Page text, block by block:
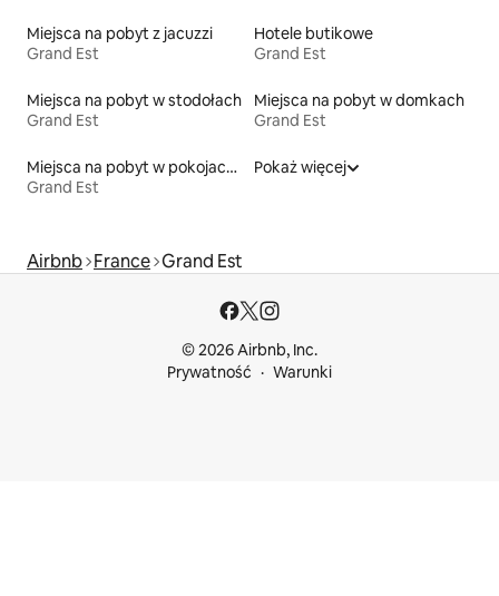
Miejsca na pobyt z jacuzzi
Grand Est
Hotele butikowe
Grand Est
Miejsca na pobyt w stodołach
Grand Est
Miejsca na pobyt w domkach
Grand Est
Miejsca na pobyt w pokojach prywatnych z łazienką
Grand Est
Pokaż więcej
Airbnb France Grand Est
© 2026 Airbnb, Inc.
Prywatność
Warunki